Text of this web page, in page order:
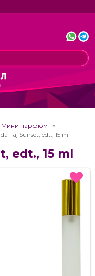
Мини парфюм
Taj Sunset, edt., 15 ml
edt., 15 ml